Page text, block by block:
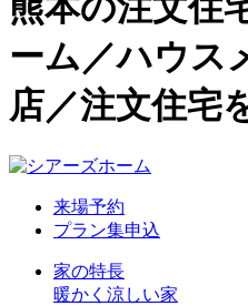
熊本の注文住
ーム／ハウス
店／注文住宅
来場予約
プラン集申込
家の特長
暖かく涼しい家